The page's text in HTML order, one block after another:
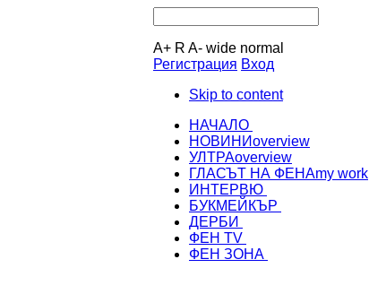
A+ R A- wide normal
Регистрация Вход
Skip to content
НАЧАЛО
НОВИНИoverview
УЛТРАoverview
ГЛАСЪТ НА ФЕНАmy work
ИНТЕРВЮ
БУКМЕЙКЪР
ДЕРБИ
ФЕН TV
ФЕН ЗОНА